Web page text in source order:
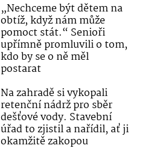
„Nechceme být dětem na
obtíž, když nám může
pomoct stát.“ Senioři
upřímně promluvili o tom,
kdo by se o ně měl
postarat
Na zahradě si vykopali
retenční nádrž pro sběr
dešťové vody. Stavební
úřad to zjistil a nařídil, ať ji
okamžitě zakopou